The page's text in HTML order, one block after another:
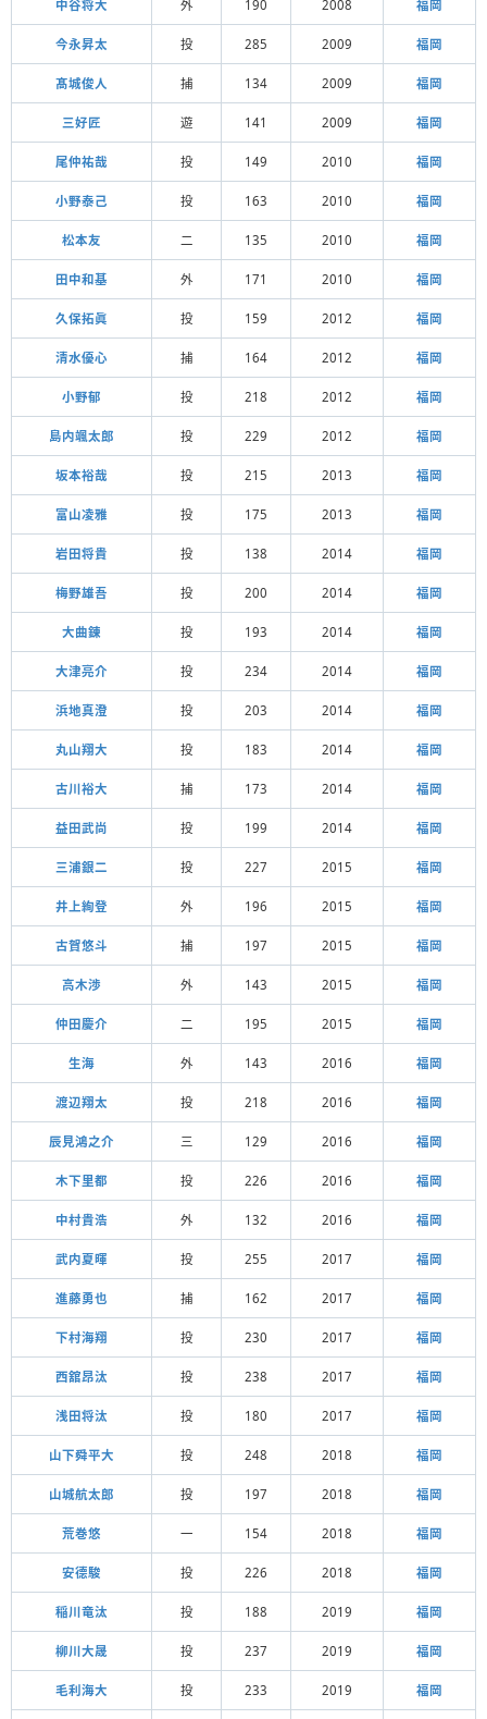
中谷将大 外 190 2008 福岡
今永昇太 投 285 2009 福岡
髙城俊人 捕 134 2009 福岡
三好匠 遊 141 2009 福岡
尾仲祐哉 投 149 2010 福岡
小野泰己 投 163 2010 福岡
松本友 二 135 2010 福岡
田中和基 外 171 2010 福岡
久保拓眞 投 159 2012 福岡
清水優心 捕 164 2012 福岡
小野郁 投 218 2012 福岡
島内颯太郎 投 229 2012 福岡
坂本裕哉 投 215 2013 福岡
富山凌雅 投 175 2013 福岡
岩田将貴 投 138 2014 福岡
梅野雄吾 投 200 2014 福岡
大曲錬 投 193 2014 福岡
大津亮介 投 234 2014 福岡
浜地真澄 投 203 2014 福岡
丸山翔大 投 183 2014 福岡
古川裕大 捕 173 2014 福岡
益田武尚 投 199 2014 福岡
三浦銀二 投 227 2015 福岡
井上絢登 外 196 2015 福岡
古賀悠斗 捕 197 2015 福岡
高木渉 外 143 2015 福岡
仲田慶介 二 195 2015 福岡
生海 外 143 2016 福岡
渡辺翔太 投 218 2016 福岡
辰見鴻之介 三 129 2016 福岡
木下里都 投 226 2016 福岡
中村貴浩 外 132 2016 福岡
武内夏暉 投 255 2017 福岡
進藤勇也 捕 162 2017 福岡
下村海翔 投 230 2017 福岡
西舘昂汰 投 238 2017 福岡
浅田将汰 投 180 2017 福岡
山下舜平大 投 248 2018 福岡
山城航太郎 投 197 2018 福岡
荒巻悠 一 154 2018 福岡
安德駿 投 226 2018 福岡
稲川竜汰 投 188 2019 福岡
柳川大晟 投 237 2019 福岡
毛利海大 投 233 2019 福岡